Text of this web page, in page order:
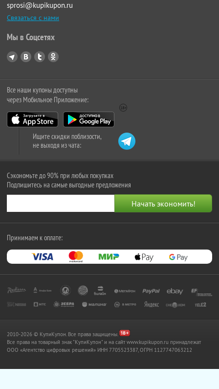
sprosi@kupikupon.ru
Связаться с нами
Мы в Соцсетях
Все наши купоны доступны
через Мобильное Приложение:
Ищите скидки поблизости,
не выходя из чата:
Сэкономьте до 90% при любых покупках
Подпишитесь на самые выгодные предложения
Принимаем к оплате:
2010-2026 © КупиКупон. Все права защищены.
Все права на товарный знак "КупиКупон" и на сайт www.kupikupon.ru принадлежат
OOO «Агентство цифровых решений» ИНН 7705523387, ОГРН 1127747063212